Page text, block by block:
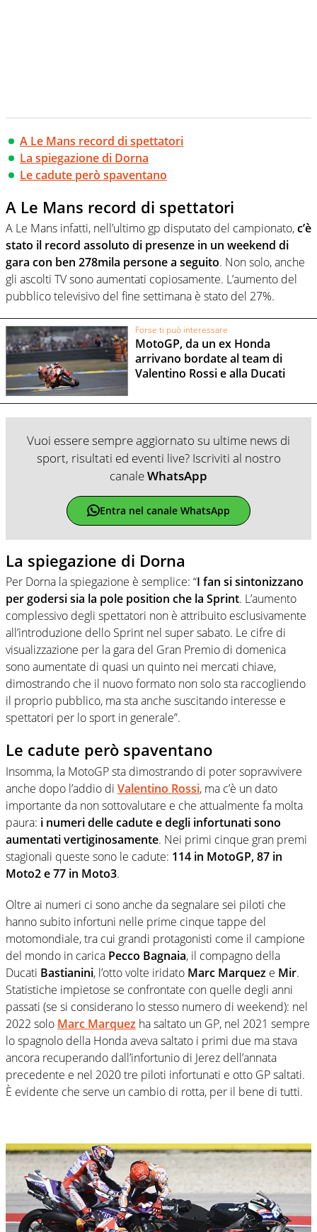
A Le Mans record di spettatori
La spiegazione di Dorna
Le cadute però spaventano
A Le Mans record di spettatori
A Le Mans infatti, nell’ultimo gp disputato del campionato,c’è
stato il record assoluto di presenze in un weekend di
gara con ben 278mila persone a seguito. Non solo, anche
gli ascolti TV sono aumentati copiosamente. L’aumento del
pubblico televisivo del fine settimana è stato del 27%.
Forse ti può interessare
MotoGP, da un ex Honda
arrivano bordate al team di
Valentino Rossi e alla Ducati
Vuoi essere sempre aggiornato su ultime news di
sport, risultati ed eventi live? Iscriviti al nostro
canaleWhatsApp
Entra nel canale WhatsApp
La spiegazione di Dorna
Per Dorna la spiegazione è semplice: “I fan si sintonizzano
per godersi sia la pole position che la Sprint. L’aumento
complessivo degli spettatori non è attribuito esclusivamente
all’introduzione dello Sprint nel super sabato. Le cifre di
visualizzazione per la gara del Gran Premio di domenica
sono aumentate di quasi un quinto nei mercati chiave,
dimostrando che il nuovo formato non solo sta raccogliendo
il proprio pubblico, ma sta anche suscitando interesse e
spettatori per lo sport in generale”.
Le cadute però spaventano
Insomma, la MotoGP sta dimostrando di poter sopravvivere
anche dopo l’addio di Valentino Rossi, ma c’è un dato
importante da non sottovalutare e che attualmente fa molta
paura: i numeri delle cadute e degli infortunati sono
aumentati vertiginosamente. Nei primi cinque gran premi
stagionali queste sono le cadute: 114 in MotoGP, 87 in
Moto2 e 77 in Moto3.
Oltre ai numeri ci sono anche da segnalare sei piloti che
hanno subito infortuni nelle prime cinque tappe del
motomondiale, tra cui grandi protagonisti come il campione
del mondo in carica Pecco Bagnaia, il compagno della
Ducati Bastianini, l’otto volte iridato Marc Marquez e Mir.
Statistiche impietose se confrontate con quelle degli anni
passati (se si considerano lo stesso numero di weekend): nel
2022 solo Marc Marquez ha saltato un GP, nel 2021 sempre
lo spagnolo della Honda aveva saltato i primi due ma stava
ancora recuperando dall’infortunio di Jerez dell’annata
precedente e nel 2020 tre piloti infortunati e otto GP saltati.
È evidente che serve un cambio di rotta, per il bene di tutti.